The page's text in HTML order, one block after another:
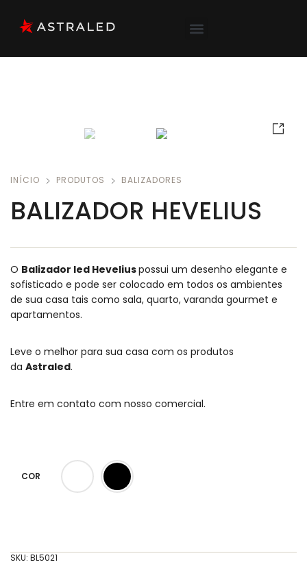
INÍCIO PRODUTOS BALIZADORES
BALIZADOR HEVELIUS
O Balizador led Heveliuspossui um desenho elegante e
sofisticado e pode ser colocado em todos os ambientes
de sua casa tais como sala, quarto, varanda gourmet e
apartamentos.
Leve o melhor para sua casa com os produtos
da Astraled.
Entre em contato com nosso comercial.
COR
SKU: BL5021